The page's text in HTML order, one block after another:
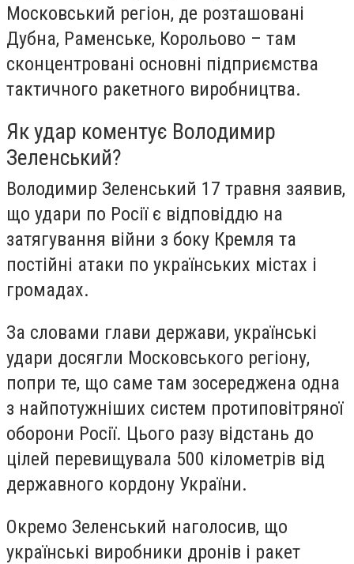
Московський регіон, де розташовані
Дубна, Раменське, Корольово – там
сконцентровані основні підприємства
тактичного ракетного виробництва.
Як удар коментує Володимир
Зеленський?
Володимир Зеленський 17 травня заявив,
що удари по Росії є відповіддю на
затягування війни з боку Кремля та
постійні атаки по українських містах і
громадах.
За словами глави держави, українські
удари досягли Московського регіону,
попри те, що саме там зосереджена одна
з найпотужніших систем протиповітряної
оборони Росії. Цього разу відстань до
цілей перевищувала 500 кілометрів від
державного кордону України.
Окремо Зеленський наголосив, що
українські виробники дронів і ракет